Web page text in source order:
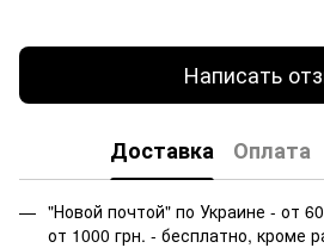
Написать
Доставка Оплата
"Новой почтой" по Украине - от
от 1000 грн. - бесплатно, кроме